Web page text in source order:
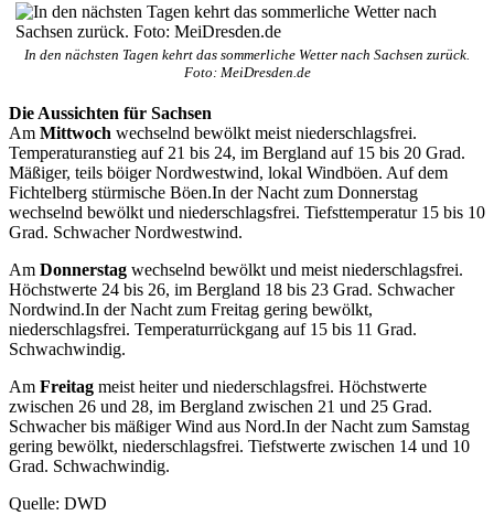
In den nächsten Tagen kehrt das sommerliche Wetter nach Sachsen zurück.
Foto: MeiDresden.de
Die Aussichten für Sachsen
Am Mittwoch wechselnd bewölkt meist niederschlagsfrei.
Temperaturanstieg auf 21 bis 24, im Bergland auf 15 bis 20 Grad.
Mäßiger, teils böiger Nordwestwind, lokal Windböen. Auf dem
Fichtelberg stürmische Böen.In der Nacht zum Donnerstag
wechselnd bewölkt und niederschlagsfrei. Tiefsttemperatur 15 bis 10
Grad. Schwacher Nordwestwind.
Am Donnerstag wechselnd bewölkt und meist niederschlagsfrei.
Höchstwerte 24 bis 26, im Bergland 18 bis 23 Grad. Schwacher
Nordwind.In der Nacht zum Freitag gering bewölkt,
niederschlagsfrei. Temperaturrückgang auf 15 bis 11 Grad.
Schwachwindig.
Am Freitag meist heiter und niederschlagsfrei. Höchstwerte
zwischen 26 und 28, im Bergland zwischen 21 und 25 Grad.
Schwacher bis mäßiger Wind aus Nord.In der Nacht zum Samstag
gering bewölkt, niederschlagsfrei. Tiefstwerte zwischen 14 und 10
Grad. Schwachwindig.
Quelle: DWD